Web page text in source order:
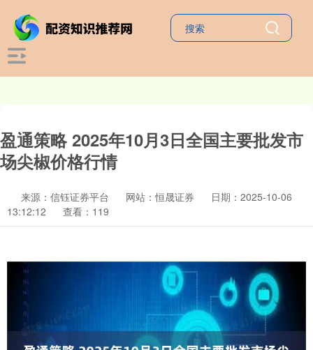
盈通策略 2025年10月3日全国主要批发市
场尖椒价格行情
来源：信钰证券平台 网站：恒晟证券
日期：2025-10-06
13:12:12
查看：119